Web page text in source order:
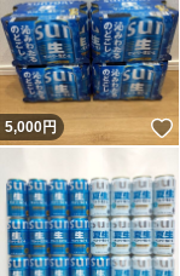
5,000円